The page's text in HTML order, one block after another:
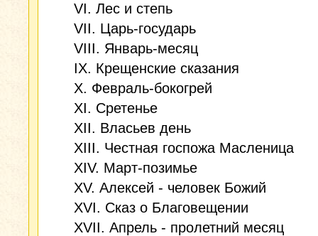
VI. Лес и степь
VII. Царь-государь
VIII. Январь-месяц
IX. Крещенские сказания
X. Февраль-бокогрей
XI. Сретенье
XII. Власьев день
XIII. Честная госпожа Масленица
XIV. Март-позимье
XV. Алексей - человек Божий
XVI. Сказ о Благовещении
XVII. Апрель - пролетний месяц